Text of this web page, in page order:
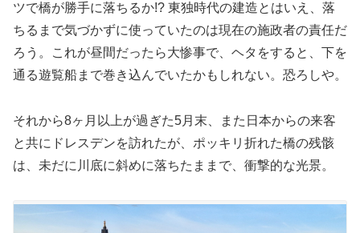
ツで橋が勝手に落ちるか!? 東独時代の建造とはいえ、落
ちるまで気づかずに使っていたのは現在の施政者の責任だ
ろう。これが昼間だったら大惨事で、ヘタをすると、下を
通る遊覧船まで巻き込んでいたかもしれない。恐ろしや。
それから8ヶ月以上が過ぎた5月末、また日本からの来客
と共にドレスデンを訪れたが、ポッキリ折れた橋の残骸
は、未だに川底に斜めに落ちたままで、衝撃的な光景。